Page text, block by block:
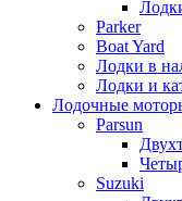
Parker
Boat Yard
Лодки в
Лодки и
Лодочные
Parsun
Suzuki